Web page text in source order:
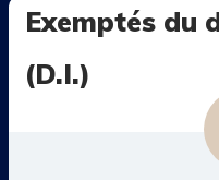
Exemptés du
(D.I.)